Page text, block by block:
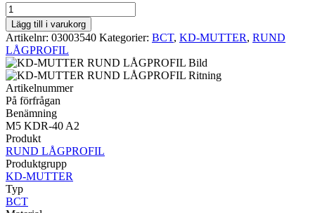
BCT
RUND
LÅGPROFIL
M5
KDR-
40
A2
mängd
Lägg till i varukorg
Artikelnr: 03003540 Kategorier: BCT, KD-MUTTER, RUND
LÅGPROFIL
Artikelnummer
På förfrågan
Benämning
M5 KDR-40 A2
Produkt
RUND LÅGPROFIL
Produktgrupp
KD-MUTTER
Typ
BCT